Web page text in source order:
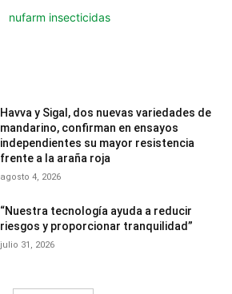
Havva y Sigal, dos nuevas variedades de
mandarino, confirman en ensayos
independientes su mayor resistencia
frente a la araña roja
agosto 4, 2026
“Nuestra tecnología ayuda a reducir
riesgos y proporcionar tranquilidad”
julio 31, 2026